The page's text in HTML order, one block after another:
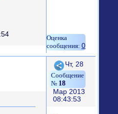
0
Поделиться
18
Чт, 28
Мар 2013
08:43:53